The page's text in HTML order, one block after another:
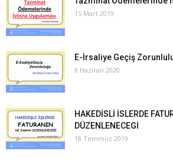
15 Mart 2019
E-İrsaliye Geçiş
8 Haziran 2020
HAKEDİSLİ İSLERDE
DÜZENLENECEGİ
18 Temmuz 2019